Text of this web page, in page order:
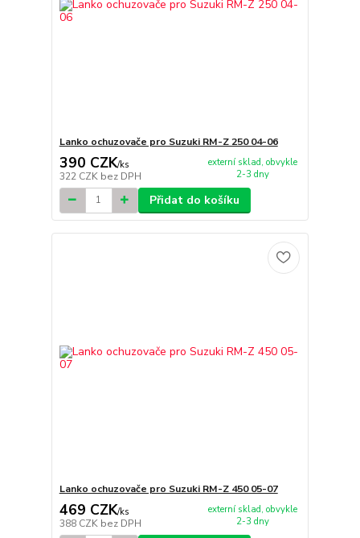
Lanko ochuzovače pro Suzuki RM-Z 250 04-06
390 CZK/ks
322 CZK bez DPH
externí sklad, obvykle
2-3 dny
Přidat do košíku
Lanko ochuzovače pro Suzuki RM-Z 450 05-07
469 CZK/ks
388 CZK bez DPH
externí sklad, obvykle
2-3 dny